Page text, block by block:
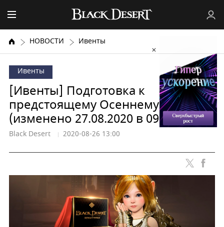
НОВОСТИ Ивенты
Ивенты
[Ивенты] Подготовка к
предстоящему Осеннему сезону!
(изменено 27.08.2020 в 09:30)
Black Desert 2020-08-26 13:00